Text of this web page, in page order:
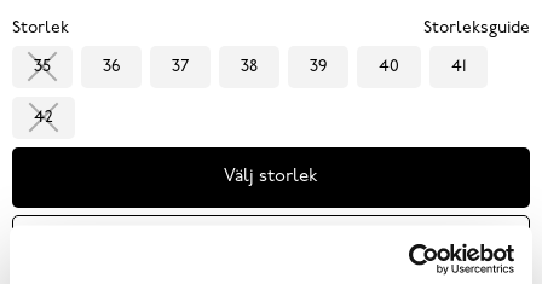
price
Storlek Storleksguide
35 36 37 38 39 40 41
42
Välj storlek